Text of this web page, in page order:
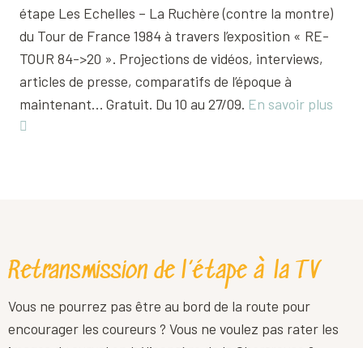
étape Les Echelles – La Ruchère (contre la montre)
du Tour de France 1984 à travers l’exposition « RE-
TOUR 84->20 ». Projections de vidéos, interviews,
articles de presse, comparatifs de l’époque à
maintenant… Gratuit. Du 10 au 27/09. En savoir plus
Retransmission de l’étape à la TV
Vous ne pourrez pas être au bord de la route pour
encourager les coureurs ? Vous ne voulez pas rater les